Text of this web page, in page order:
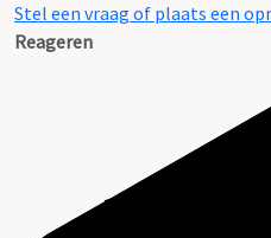
Stel een vraag of plaats een
Reageren